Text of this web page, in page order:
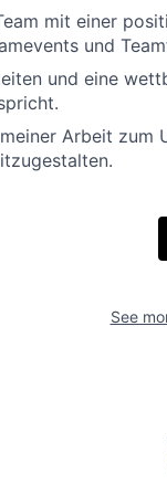
mit einer
und
und eine
Arbeit
See